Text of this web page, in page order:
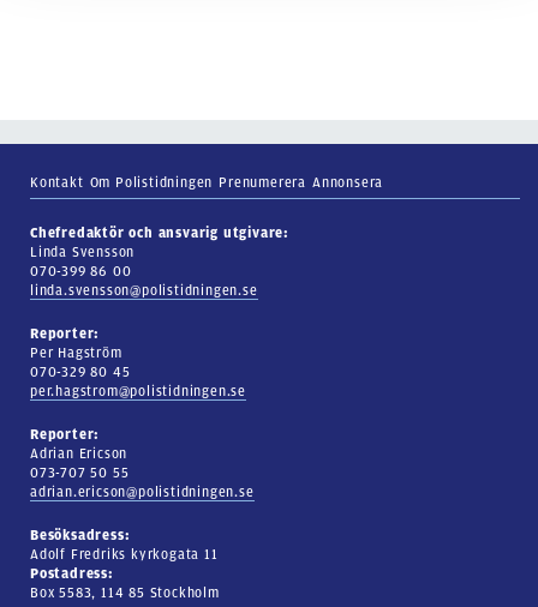
Kontakt Om Polistidningen Prenumerera Annonsera
Chefredaktör och ansvarig utgivare:
Linda Svensson
070-399 86 00
linda.svensson@polistidningen.se
Reporter:
Per Hagström
070-329 80 45
per.hagstrom@polistidningen.se
Reporter:
Adrian Ericson
073-707 50 55
adrian.ericson@polistidningen.se
Besöksadress:
Adolf Fredriks kyrkogata 11
Postadress:
Box 5583, 114 85 Stockholm